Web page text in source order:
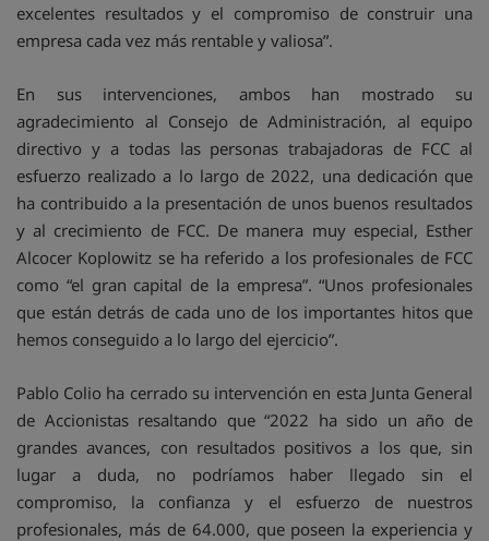
excelentes resultados y el compromiso de construir una
empresa cada vez más rentable y valiosa”.
En sus intervenciones, ambos han mostrado su
agradecimiento al Consejo de Administración, al equipo
directivo y a todas las personas trabajadoras de FCC al
esfuerzo realizado a lo largo de 2022, una dedicación que
ha contribuido a la presentación de unos buenos resultados
y al crecimiento de FCC. De manera muy especial, Esther
Alcocer Koplowitz se ha referido a los profesionales de FCC
como “el gran capital de la empresa”. “Unos profesionales
que están detrás de cada uno de los importantes hitos que
hemos conseguido a lo largo del ejercicio”.
Pablo Colio ha cerrado su intervención en esta Junta General
de Accionistas resaltando que “2022 ha sido un año de
grandes avances, con resultados positivos a los que, sin
lugar a duda, no podríamos haber llegado sin el
compromiso, la confianza y el esfuerzo de nuestros
profesionales, más de 64.000, que poseen la experiencia y